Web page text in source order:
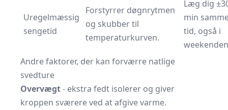
Uregelmæssig
sengetid
Forstyrrer døgnrytmen
og skubber til
temperaturkurven.
Læg dig
min
tid, også i
Andre faktorer, der kan forværre natlige
svedture
Overvægt- ekstra fedt isolerer og giver
kroppen sværere ved at afgive varme.